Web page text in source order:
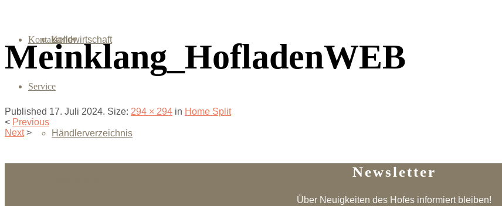
Landwirtschaft
Keller
Kontakt
Service
Händlerverzeichnis
Meinklang_HofladenWEB
Published 17. Juli 2024. Size: 294 × 294 in Home Split
< Previous
Next >
Newsletter
Über Neuigkeiten des Hofes informiert bleiben!